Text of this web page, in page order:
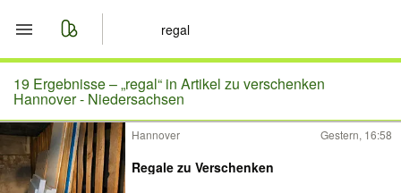
Start
Merkliste
Nachrichten
19 Ergebnisse –„regal“ in Artikel zu verschenken
Hannover - Niedersachsen
Hannover Gestern, 16:58
Regale zu Verschenken